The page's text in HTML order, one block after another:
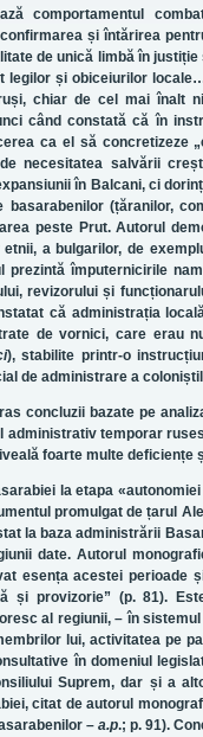
comportamentul
și întărirea
de unică limbă în
și obiceiurilor
chiar de cel mai înalt
când constată că în
ca el să concretizeze
necesitatea salvării
în Balcani, ci
(țăranilor,
peste Prut. Autorul
a bulgarilor, de
prezintă împuternicirile
revizorului și
că administrația
de vornici, care erau
), stabilite printr-o
de administrare a
concluzii bazate pe
temporar
foarte multe deficiențe
la etapa
promulgat de țarul
la baza administrării
date. Autorul
esența acestei
și provizorie” (p. 81).
al regiunii, – în
lui, activitatea pe
în domeniul
Suprem, dar și a
citat de autorul
– a.p.; p. 91).